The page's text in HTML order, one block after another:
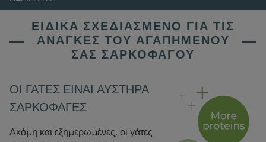
ΕΙΔΙΚΆ ΣΧΕΔΙΑΣΜΈΝΟ ΓΙΑ ΤΙΣ
ΑΝΆΓΚΕΣ ΤΟΥ ΑΓΑΠΗΜΈΝΟΥ
ΣΑΣ ΣΑΡΚΟΦΆΓΟΥ
ΟΙ ΓΆΤΕΣ ΕΊΝΑΙ ΑΥΣΤΗΡΆ
ΣΑΡΚΟΦΆΓΕΣ
Ακόμη και εξημερωμένες, οι γάτες